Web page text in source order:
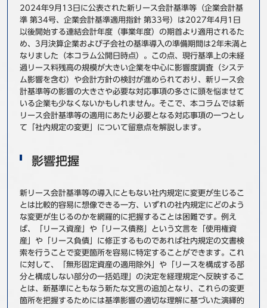
BBSグループネットワーク サステナビリティ
株主・投資家情報
事例
セミナ−
ニュース
お問い合わせ
2024年9月13日に公表された新リース会計基準等（企業会計基
準 第34号、企業会計基準適用指針 第33号）は2027年4月1日
以後開始する連結会計年度（事業年度）の期首より適用されるた
め、3月決算企業および子会社の基準導入の準備期間は2年未満と
なりました（本コラム公開日時点）。この点、現行基準上の未経
過リース料残高の規模が大きい企業を中心に影響度調査（システ
ム影響を含む）や会計方針の検討が進められており、新リース会
計基準等の影響の大きさや必要な対応事項の多さに頭を悩ませて
いる企業も少なくないかもしれません。そこで、本コラムでは新
リース会計基準等の適用にあたり必要となる対応事項の一つとし
て「社内規定の変更」について留意点を解説します。
影響把握
新リース会計基準等の導入にともない社内規定に変更が生じるこ
とは比較的容易に想像できる一方、いずれの社内規定にどのよう
な変更が生じるのかを網羅的に把握することは困難です。例え
ば、「リース資産」や「リース債務」という文言を「使用権資
産」や「リース負債」に修正するものであれば社内規定の文書検
索を行うことで変更箇所を容易に特定することができます。これ
に対して、「無形固定資産の適用除外」や「リースを構成する部
分と構成しない部分の一括処理」の決定を経理規定へ反映するこ
とは、新基準にともなう新たな文言の追加となり、これらの変更
箇所を把握するためには基準影響の適切な理解に基づいた演繹的